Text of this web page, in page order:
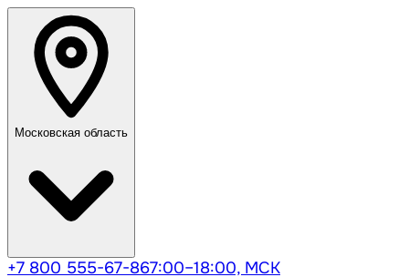
Московская область
+7 800 555-67-867:00–18:00, МСК